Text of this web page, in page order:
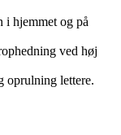
i hjemmet og på
ved høj
oprulning lettere.